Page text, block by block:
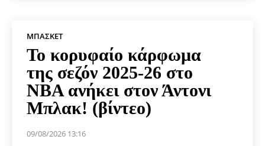
ΜΠΆΣΚΕΤ
Το κορυφαίο κάρφωμα
της σεζόν 2025-26 στο
NBA ανήκει στον Άντονι
Μπλακ! (βίντεο)
09/08/2026 13:16